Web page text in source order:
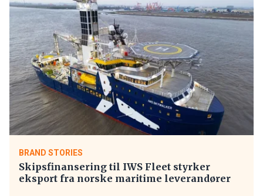
BRAND STORIES
Skipsfinansering til IWS Fleet styrker
eksport fra norske maritime leverandører